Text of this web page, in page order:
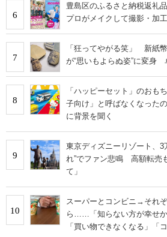
6
豊島区のふるさと納税返礼
プロがメイクして撮影・加
7
「狂ってやがる笑」 新紙
が“思いもよらぬ姿”に変身
8
「ハッピーセット」のおも
子向け」と呼ばなくなった
に背景を聞く
9
東京ディズニーリゾート、3
れ”でファン悲鳴 高額転売
て」
10
スーパーとコンビニ→それ
ら……「知らない方が幸せ
「買い物できなくなる」「